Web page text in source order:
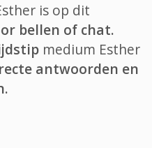
is op dit
bellen of chat.
medium Esther
antwoorden en